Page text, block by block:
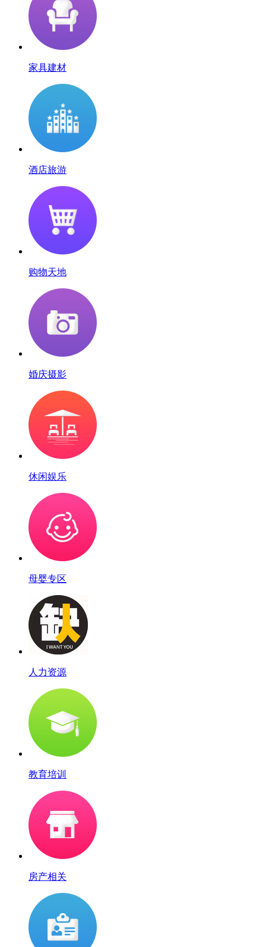
家具建材
酒店旅游
购物天地
婚庆摄影
休闲娱乐
母婴专区
人力资源
教育培训
房产相关